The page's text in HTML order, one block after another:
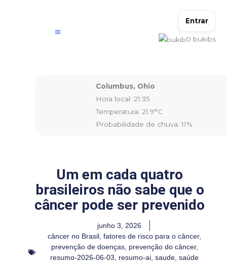
Entrar
0 bukibs
Columbus, Ohio
Hora local: 21:35
Temperatura: 21.9°C
Probabilidade de chuva: 11%
Um em cada quatro
brasileiros não sabe que o
câncer pode ser prevenido
junho 3, 2026
câncer no Brasil, fatores de risco para o câncer,
prevenção de doenças, prevenção do câncer,
resumo-2026-06-03, resumo-ai, saude, saúde